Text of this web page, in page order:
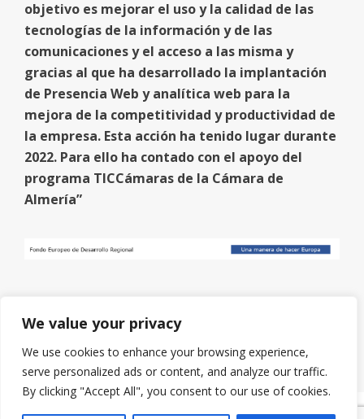
We value your privacy
We use cookies to enhance your browsing experience,
serve personalized ads or content, and analyze our traffic.
By clicking "Accept All", you consent to our use of cookies.
objetivo es mejorar el uso y la calidad de las
tecnologías de la información y de las
comunicaciones y el acceso a las misma y
gracias al que ha desarrollado la implantación
de Presencia Web y analítica web para la
mejora de la competitividad y productividad de
la empresa. Esta acción ha tenido lugar durante
2022. Para ello ha contado con el apoyo del
programa TICCámaras de la Cámara de
Almería”